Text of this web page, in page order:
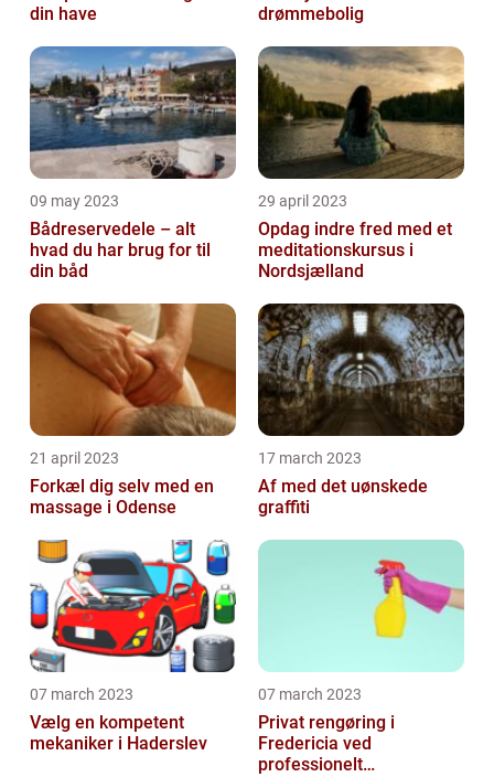
din have
drømmebolig
09 may 2023
Bådreservedele – alt
hvad du har brug for til
din båd
29 april 2023
Opdag indre fred med et
meditationskursus i
Nordsjælland
21 april 2023
Forkæl dig selv med en
massage i Odense
17 march 2023
Af med det uønskede
graffiti
07 march 2023
Vælg en kompetent
mekaniker i Haderslev
07 march 2023
Privat rengøring i
Fredericia ved
professionelt